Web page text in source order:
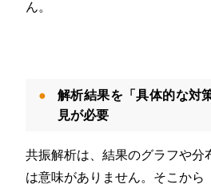
ん。
解析結果を「具体的な対
見が必要
共振解析は、結果のグラフや分
は意味がありません。そこから